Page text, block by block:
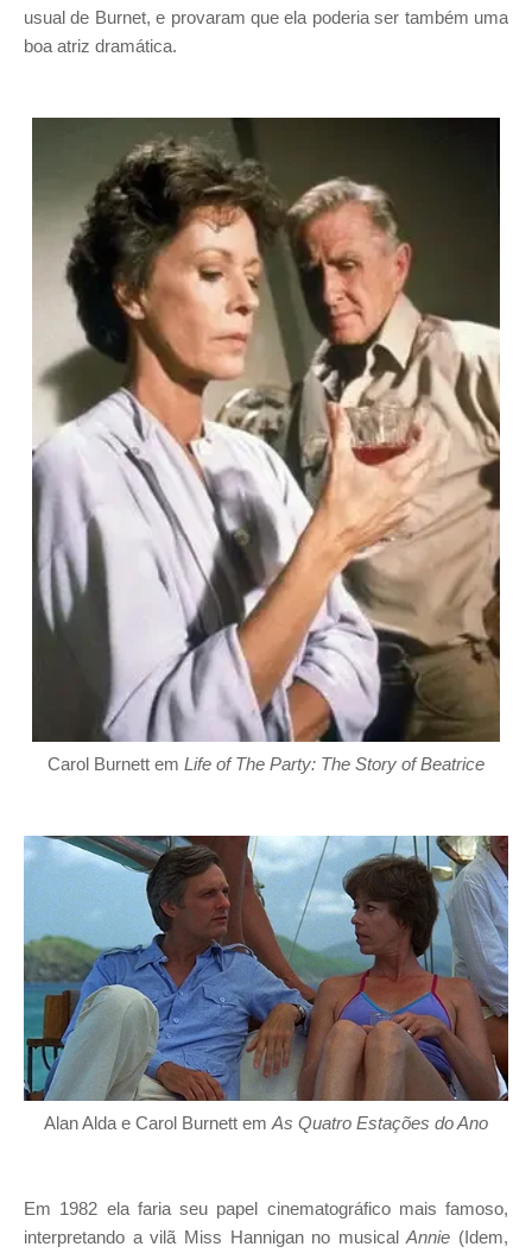
usual de Burnet, e provaram que ela poderia ser também uma
boa atriz dramática.
Carol Burnett em Life of The Party: The Story of Beatrice
Alan Alda e Carol Burnett em As Quatro Estações do Ano
Em 1982 ela faria seu papel cinematográfico mais famoso,
interpretando a vilã Miss Hannigan no musicalAnnie (Idem,